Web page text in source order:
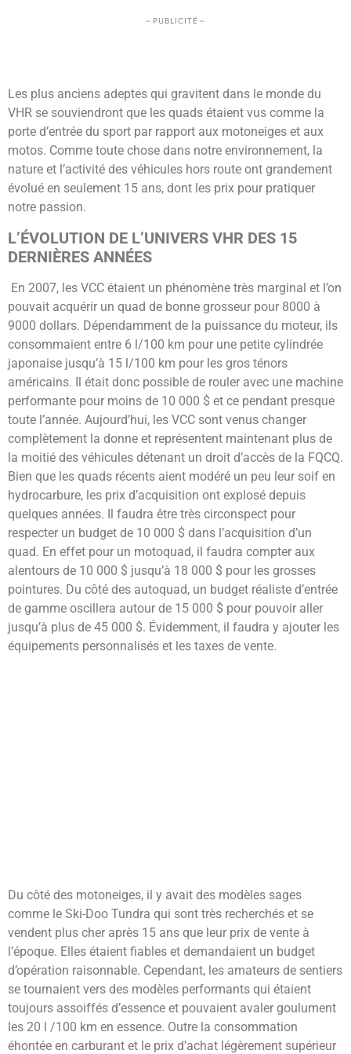
– PUBLICITÉ –
Les plus anciens adeptes qui gravitent dans le monde du
VHR se souviendront que les quads étaient vus comme la
porte d’entrée du sport par rapport aux motoneiges et aux
motos. Comme toute chose dans notre environnement, la
nature et l’activité des véhicules hors route ont grandement
évolué en seulement 15 ans, dont les prix pour pratiquer
notre passion.
L’ÉVOLUTION DE L’UNIVERS VHR DES 15
DERNIÈRES ANNÉES
En 2007, les VCC étaient un phénomène très marginal et l’on
pouvait acquérir un quad de bonne grosseur pour 8000 à
9000 dollars. Dépendamment de la puissance du moteur, ils
consommaient entre 6 l/100 km pour une petite cylindrée
japonaise jusqu’à 15 l/100 km pour les gros ténors
américains. Il était donc possible de rouler avec une machine
performante pour moins de 10 000 $ et ce pendant presque
toute l’année. Aujourd’hui, les VCC sont venus changer
complètement la donne et représentent maintenant plus de
la moitié des véhicules détenant un droit d’accès de la FQCQ.
Bien que les quads récents aient modéré un peu leur soif en
hydrocarbure, les prix d’acquisition ont explosé depuis
quelques années. Il faudra être très circonspect pour
respecter un budget de 10 000 $ dans l’acquisition d’un
quad. En effet pour un motoquad, il faudra compter aux
alentours de 10 000 $ jusqu’à 18 000 $ pour les grosses
pointures. Du côté des autoquad, un budget réaliste d’entrée
de gamme oscillera autour de 15 000 $ pour pouvoir aller
jusqu’à plus de 45 000 $. Évidemment, il faudra y ajouter les
équipements personnalisés et les taxes de vente.
Du côté des motoneiges, il y avait des modèles sages
comme le Ski-Doo Tundra qui sont très recherchés et se
vendent plus cher après 15 ans que leur prix de vente à
l’époque. Elles étaient fiables et demandaient un budget
d’opération raisonnable. Cependant, les amateurs de sentiers
se tournaient vers des modèles performants qui étaient
toujours assoiffés d’essence et pouvaient avaler goulument
les 20 l /100 km en essence. Outre la consommation
éhontée en carburant et le prix d’achat légèrement supérieur